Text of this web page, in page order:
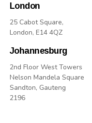
London
25 Cabot Square,
London, E14 4QZ
Johannesburg
2nd Floor West Towers
Nelson Mandela Square
Sandton, Gauteng
2196